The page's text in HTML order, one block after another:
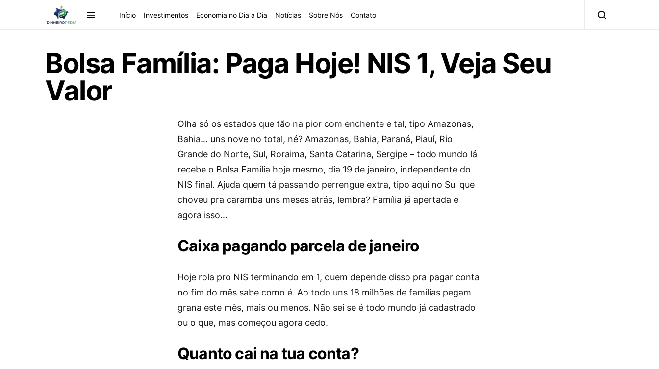
Início Investimentos Economia no Dia a Dia Notícias Sobre Nós Contato
Bolsa Família: Paga Hoje! NIS 1, Veja Seu
Valor
Olha só os estados que tão na pior com enchente e tal, tipo Amazonas,
Bahia… uns nove no total, né? Amazonas, Bahia, Paraná, Piauí, Rio
Grande do Norte, Sul, Roraima, Santa Catarina, Sergipe – todo mundo lá
recebe o Bolsa Família hoje mesmo, dia 19 de janeiro, independente do
NIS final. Ajuda quem tá passando perrengue extra, tipo aqui no Sul que
choveu pra caramba uns meses atrás, lembra? Família já apertada e
agora isso…
Caixa pagando parcela de janeiro
Hoje rola pro NIS terminando em 1, quem depende disso pra pagar conta
no fim do mês sabe como é. Ao todo uns 18 milhões de famílias pegam
grana este mês, mais ou menos. Não sei se é todo mundo já cadastrado
ou o que, mas começou agora cedo.
Quanto cai na tua conta?